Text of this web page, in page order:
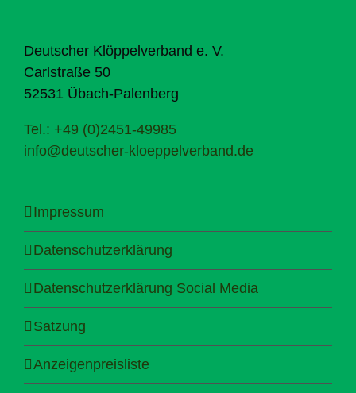
Deutscher Klöppelverband e. V.
Carlstraße 50
52531 Übach-Palenberg
Tel.: +49 (0)2451-49985
info@deutscher-kloeppelverband.de
Impressum
Datenschutzerklärung
Datenschutzerklärung Social Media
Satzung
Anzeigenpreisliste